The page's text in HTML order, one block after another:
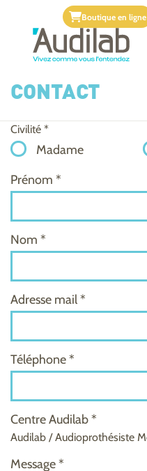
Boutique en ligne
CONTACT
Civilité *
Madame
Prénom *
Nom *
Adresse mail *
Téléphone *
Centre Audilab *
Audilab / Audioprothésiste
Message *